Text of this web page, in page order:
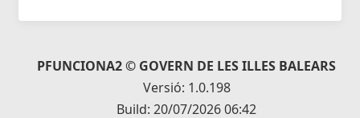
PFUNCIONA2 © GOVERN DE LES ILLES BALEARS
Versió: 1.0.198
Build: 20/07/2026 06:42